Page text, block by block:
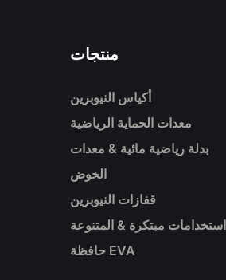
منتجات
أكياس النيوبرين
معدات الحماية الرياضية
بدلة رياضية مائية & معدات
الخوض
قفازات النيوبرين
استخدامات مبتكرة & المتنوعة
حافظة EVA